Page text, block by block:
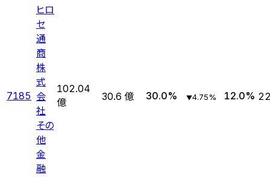
7185
ヒロ
セ
通
商
株
式
会
社
その
他
金
融
102.04
億
30.6 億 30.0% ▼4.75% 12.0%